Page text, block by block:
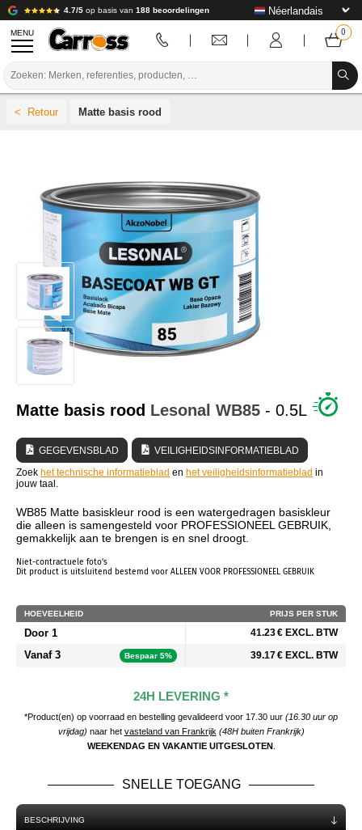
4.7/5 op basis van 188 beoordelingen
MENU
VOORBEREIDING / VERVEN / AFWERKING
VERBRUIKSARTIKELEN VOOR CARROSSERIE
GEREEDSCHAP VOOR CARROSSERIE
UITRUSTING VOOR CARROSSERIE
LABORATORIUMINSTALLATIE
HANDLEIDING & ADVIES
Matte basis rood
Matte basis rood Lesonal WB85 - 0.5L
GEGEVENSBLAD
VEILIGHEIDSINFORMATIEBLAD
Zoek het technische informatieblad en het veiligheidsinformatieblad in
jouw taal.
WB85 Matte basiskleur rood is een watergedragen basiskleur
die alleen is samengesteld voor PROFESSIONEEL GEBRUIK,
gemakkelijk aan te brengen is en snel droogt.
Niet-contractuele foto's
Dit product is uitsluitend bestemd voor ALLEEN VOOR PROFESSIONEEL GEBRUIK
HOEVEELHEID PRIJS PER STUK
Door 1 41.23 € EXCL. BTW
Vanaf 3 Bespaar 5% 39.17 € EXCL. BTW
24H LEVERING *
*Product(en) op voorraad en bestelling gevalideerd voor 17.30 uur (16.30 uur op
vrijdag) naar het vasteland van Frankrijk (48H buiten Frankrijk)
WEEKENDAG EN VAKANTIE UITGESLOTEN.
SNELLE TOEGANG
BESCHRIJVING